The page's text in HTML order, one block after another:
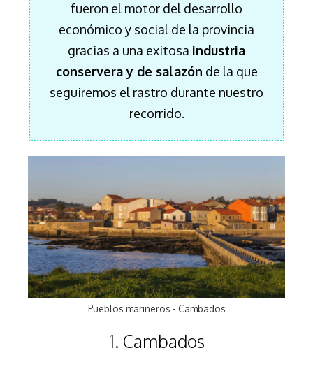
fueron el motor del desarrollo
económico y social de la provincia
gracias a una exitosa industria
conservera y de salazón de la que
seguiremos el rastro durante nuestro
recorrido.
Pueblos marineros - Cambados
1. Cambados